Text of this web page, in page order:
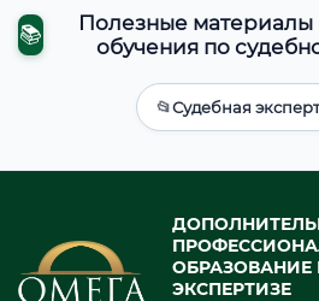
📚
Полезные
обучения по
📂Судебная
ОБРАЗОВАНИЕ
ЭКСПЕРТИЗЕ